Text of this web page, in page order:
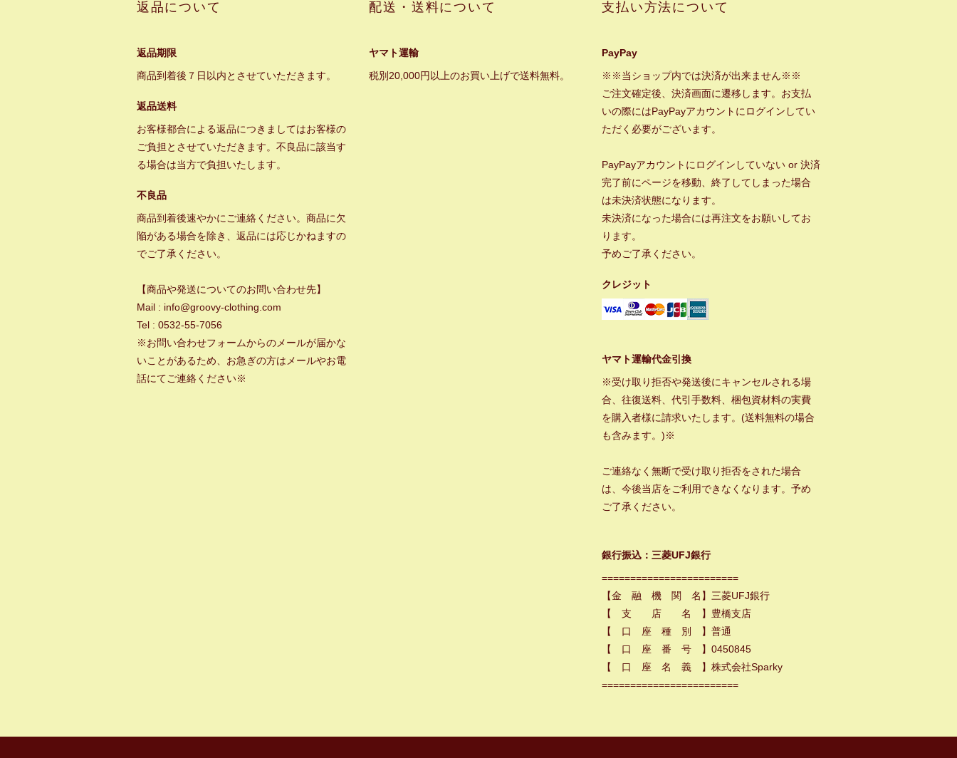
返品について
返品期限
商品到着後７日以内とさせていただきます。
返品送料
お客様都合による返品につきましてはお客様の
ご負担とさせていただきます。不良品に該当す
る場合は当方で負担いたします。
不良品
商品到着後速やかにご連絡ください。商品に欠
陥がある場合を除き、返品には応じかねますの
でご了承ください。
【商品や発送についてのお問い合わせ先】
Mail : info@groovy-clothing.com
Tel : 0532-55-7056
※お問い合わせフォームからのメールが届かな
いことがあるため、お急ぎの方はメールやお電
話にてご連絡ください※
配送・送料について
ヤマト運輸
税別20,000円以上のお買い上げで送料無料。
支払い方法について
PayPay
※※当ショップ内では決済が出来ません※※
ご注文確定後、決済画面に遷移します。お支払
いの際にはPayPayアカウントにログインしてい
ただく必要がございます。
PayPayアカウントにログインしていない or 決済
完了前にページを移動、終了してしまった場合
は未決済状態になります。
未決済になった場合には再注文をお願いしてお
ります。
予めご了承ください。
クレジット
ヤマト運輸代金引換
※受け取り拒否や発送後にキャンセルされる場
合、往復送料、代引手数料、梱包資材料の実費
を購入者様に請求いたします。(送料無料の場合
も含みます。)※
ご連絡なく無断で受け取り拒否をされた場合
は、今後当店をご利用できなくなります。予め
ご了承ください。
銀行振込：三菱UFJ銀行
========================
【金 融 機 関 名】三菱UFJ銀行
【 支 店 名 】豊橋支店
【 口 座 種 別 】普通
【 口 座 番 号 】0450845
【 口 座 名 義 】株式会社Sparky
========================